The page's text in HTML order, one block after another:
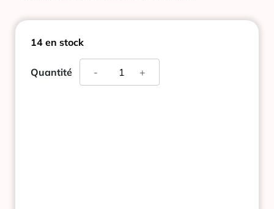
14 en stock
Quantité +
quantité
-